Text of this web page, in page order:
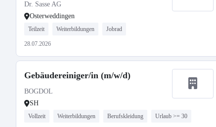
Dr. Sasse AG
Osterweddingen
Teilzeit Weiterbildungen Jobrad
28.07.2026
Gebäudereiniger/in (m/w/d)
BOGDOL
SH
Vollzeit Weiterbildungen Berufskleidung Urlaub >= 30